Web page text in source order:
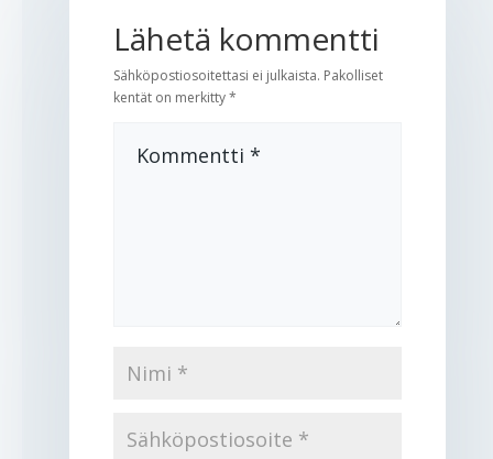
Lähetä kommentti
Sähköpostiosoitettasi ei julkaista. Pakolliset
kentät on merkitty*